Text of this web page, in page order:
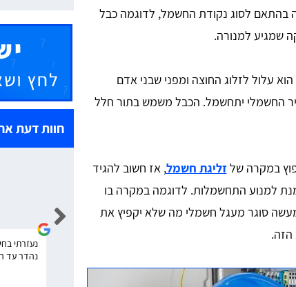
בהתאם לסוג נקודת החשמל, לדוגמה כבל
שמגיע למנורה.
עלול לזלוג החוצה ומפני שבני אדם
החשמלי יתחשמל. הכבל משמש בתור חלל
במקרה של זליגת חשמל, אז חשוב להגיד
למנוע התחשמלות. לדוגמה במקרה בו
סוגר מעגל חשמלי מה שלא יקפיץ את
חוות דעת
נעזרתי
נהדר עד
אלי עובדיה